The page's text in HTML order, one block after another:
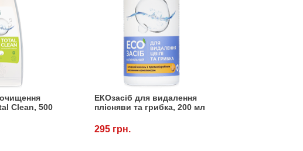
Сlean, 500
ЕКОзасіб для видалення
плісняви ​​та грибка, 200 мл
295 грн.